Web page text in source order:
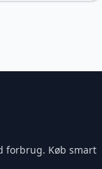
forbrug. Køb smart